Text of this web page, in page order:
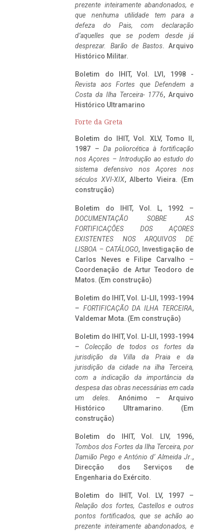
prezente inteiramente abandonados, e
que nenhuma utilidade tem para a
defeza do Pais, com declaração
d’aquelles que se podem desde já
desprezar. Barão de Bastos. Arquivo
Histórico Militar.
Boletim do IHIT, Vol. LVI, 1998 -
Revista aos Fortes que Defendem a
Costa da Ilha Terceira- 1776, Arquivo
Histórico Ultramarino
Forte da Greta
Boletim do IHIT, Vol. XLV, Tomo II,
1987 – Da poliorcética à fortificação
nos Açores – Introdução ao estudo do
sistema defensivo nos Açores nos
séculos XVI-XIX, Alberto Vieira. (Em
construção)
Boletim do IHIT, Vol. L, 1992 –
DOCUMENTAÇÃO SOBRE AS
FORTIFICAÇÕES DOS AÇORES
EXISTENTES NOS ARQUIVOS DE
LISBOA – CATÁLOGO, Investigação de
Carlos Neves e Filipe Carvalho –
Coordenação de Artur Teodoro de
Matos. (Em construção)
Boletim do IHIT, Vol. LI-LII, 1993-1994
– FORTIFICAÇÃO DA ILHA TERCEIRA,
Valdemar Mota. (Em construção)
Boletim do IHIT, Vol. LI-LII, 1993-1994
– Colecção de todos os fortes da
jurisdição da Villa da Praia e da
jurisdição da cidade na ilha Terceira,
com a indicação da importância da
despesa das obras necessárias em cada
um deles. Anónimo – Arquivo
Histórico Ultramarino. (Em
construção)
Boletim do IHIT, Vol. LIV, 1996,
Tombos dos Fortes da Ilha Terceira, por
Damião Pego e António d’ Almeida Jr.,
Direcção dos Serviços de
Engenharia do Exército.
Boletim do IHIT, Vol. LV, 1997 –
Relação dos fortes, Castellos e outros
pontos fortificados, que se achão ao
prezente inteiramente abandonados, e